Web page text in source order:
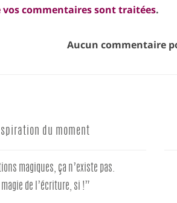
vos commentaires sont traitées.
Aucun commentaire
du moment
magiques, ça n’existe pas.
magie de l’écriture, si !”